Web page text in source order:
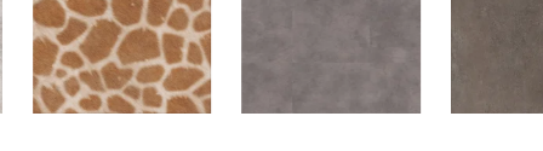
Конструктор интерьера
Art Vinyl в интерьере